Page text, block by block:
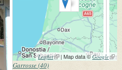
Leaflet(link is external)
| Map data ©Google(link
Garrosse (40)